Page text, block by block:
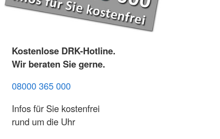
Kostenlose DRK-Hotline.
Wir beraten Sie gerne.
08000 365 000
Infos für Sie kostenfrei
rund um die Uhr